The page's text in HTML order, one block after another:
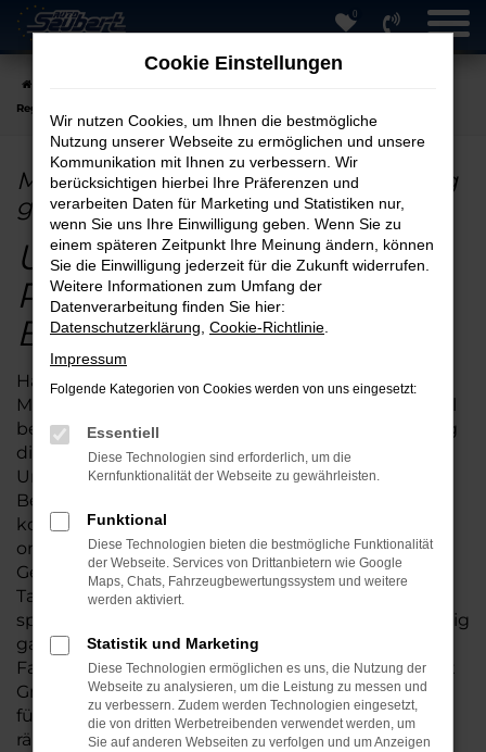
Zum
Hauptinhalt
springen
0
Regensburg günstig kaufen
Mercedes-Benz B 180 in Regensburg
günstig kaufen
Unterwegs in
Regensburg: Mercedes-
Benz B 180 online kaufen
Haben Sie schon einmal daran gedacht, einen
Mercedes-Benz B 180 online zu kaufen? Der Vorteil
besteht darin, dass Sie bei uns auch eine Lieferung
direkt zu Ihnen nach Regensburg oder die
Umgebung erhalten. Qualitativ ist der Mercedes-
Benz B 180 wie geschaffen für Regensburg. Hinzu
kommt, dass wir dieses herausragende Fahrzeug
online sowohl als Neuwagen als auch als
Gebrauchtwagen sowie als Jahreswagen und
Tageszulassung anbieten. Sie schöpfen also
sprichwörtlich „aus dem Vollen“ und steigen künftig
ganz sicher in ein außergewöhnlich zuverlässiges
Fahrzeuge. Damit nicht genug: Auto Auto Seubert
GmbH lässt beim Kauf eines Mercedes-Benz B 180
für Regensburg ordentlich die Preise purzeln und
räumt Ihnen attraktive Rabatte ein.
Cookie Einstellungen
Wir nutzen Cookies, um Ihnen die bestmögliche
Nutzung unserer Webseite zu ermöglichen und unsere
Kommunikation mit Ihnen zu verbessern. Wir
berücksichtigen hierbei Ihre Präferenzen und
verarbeiten Daten für Marketing und Statistiken nur,
wenn Sie uns Ihre Einwilligung geben. Wenn Sie zu
einem späteren Zeitpunkt Ihre Meinung ändern, können
Sie die Einwilligung jederzeit für die Zukunft widerrufen.
Weitere Informationen zum Umfang der
Datenverarbeitung finden Sie hier:
Datenschutzerklärung Cookie-Richtlinie
Impressum
Folgende Kategorien von Cookies werden von uns eingesetzt:
Essentiell
Diese Technologien sind erforderlich, um die
Kernfunktionalität der Webseite zu gewährleisten.
Funktional
Diese Technologien bieten die bestmögliche Funktionalität
der Webseite. Services von Drittanbietern wie Google
Maps, Chats, Fahrzeugbewertungssystem und weitere
werden aktiviert.
Statistik und Marketing
Diese Technologien ermöglichen es uns, die Nutzung der
Webseite zu analysieren, um die Leistung zu messen und
zu verbessern. Zudem werden Technologien eingesetzt,
die von dritten Werbetreibenden verwendet werden, um
Sie auf anderen Webseiten zu verfolgen und um Anzeigen